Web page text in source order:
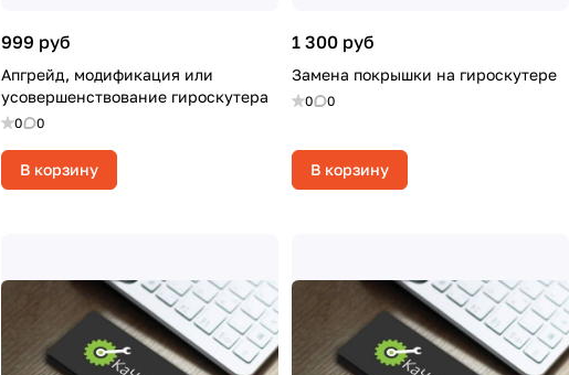
999 руб
Апгрейд, модификация или
усовершенствование гироскутера
0 0
В корзину
1 300 руб
Замена покрышки на гироскутере
0 0
В корзину